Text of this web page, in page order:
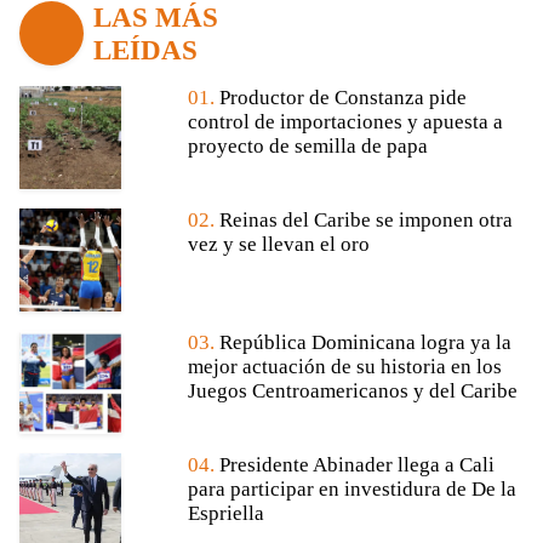
LAS MÁS
LEÍDAS
01. Productor de Constanza pide
control de importaciones y apuesta a
proyecto de semilla de papa
02. Reinas del Caribe se imponen otra
vez y se llevan el oro
03. República Dominicana logra ya la
mejor actuación de su historia en los
Juegos Centroamericanos y del Caribe
04. Presidente Abinader llega a Cali
para participar en investidura de De la
Espriella